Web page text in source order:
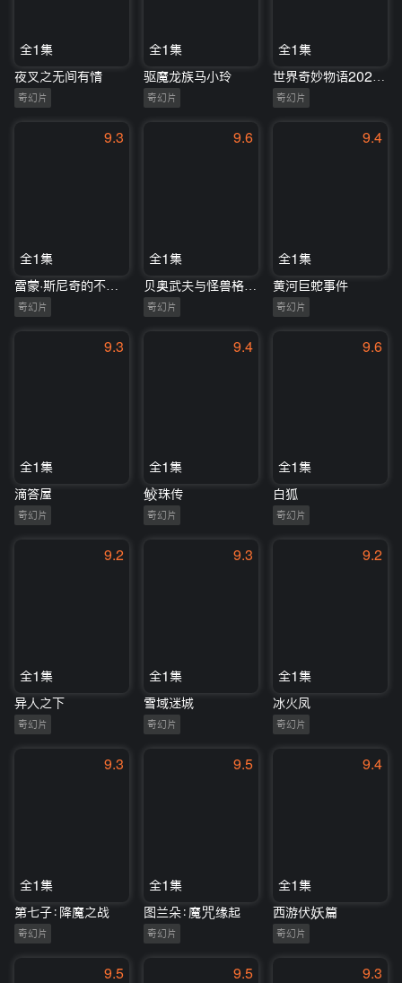
全1集
夜叉之无间有情
奇幻片
全1集
驱魔龙族马小玲
奇幻片
全1集
奇幻片
9.3
全1集
奇幻片
9.6
全1集
奇幻片
9.4
全1集
黄河巨蛇事件
奇幻片
9.3
全1集
滴答屋
奇幻片
9.4
全1集
鲛珠传
奇幻片
9.6
全1集
白狐
奇幻片
9.2
全1集
异人之下
奇幻片
9.3
全1集
雪域迷城
奇幻片
9.2
全1集
冰火凤
奇幻片
9.3
全1集
第七子：降魔之战
奇幻片
9.5
全1集
图兰朵：魔咒缘起
奇幻片
9.4
全1集
西游伏妖篇
奇幻片
9.5 9.5 9.3